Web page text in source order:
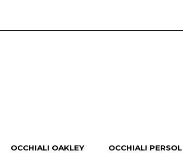
OCCHIALI OAKLEY
OCCHIALI PERSOL